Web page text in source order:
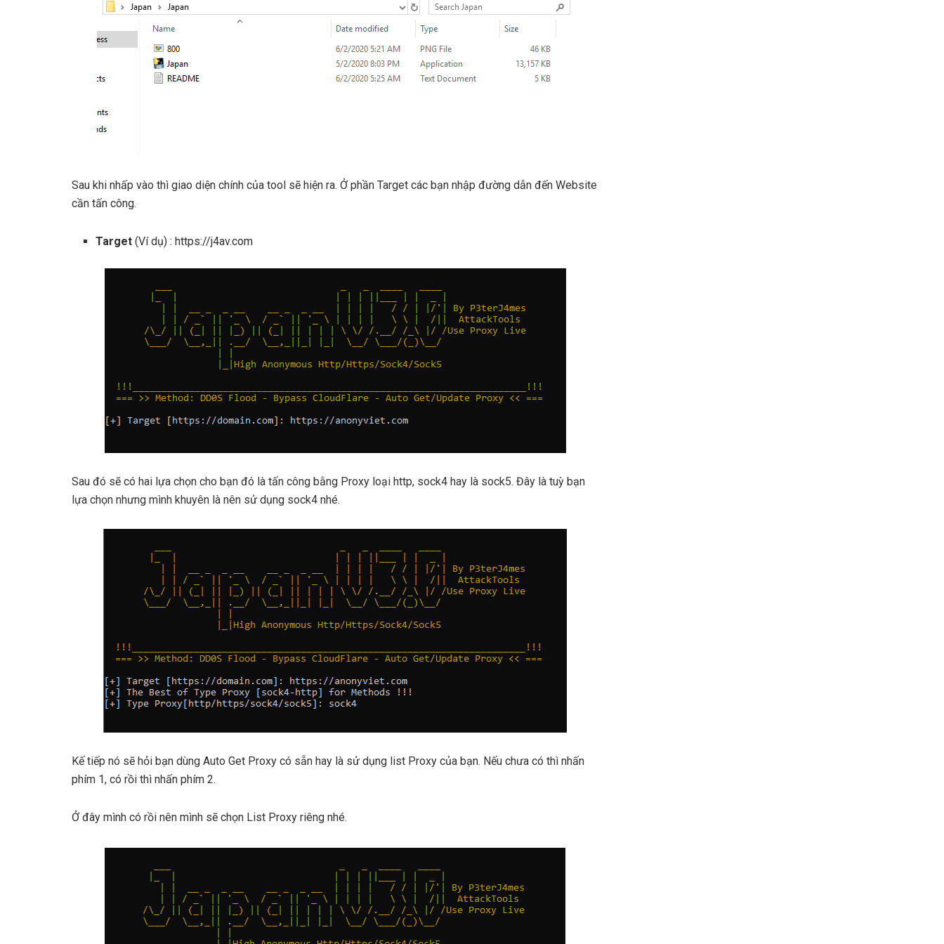
Sau khi nhấp vào thì giao diện chính của tool sẽ hiện ra. Ở phần Target các bạn nhập đường dẫn đến Website
cần tấn công.
Target (Ví dụ) : https://j4av.com
Sau đó sẽ có hai lựa chọn cho bạn đó là tấn công bằng Proxy loại http, sock4 hay là sock5. Đây là tuỳ bạn
lựa chọn nhưng mình khuyên là nên sử dụng sock4 nhé.
Kế tiếp nó sẽ hỏi bạn dùng Auto Get Proxy có sẵn hay là sử dụng list Proxy của bạn. Nếu chưa có thì nhấn
phím 1, có rồi thì nhấn phím 2.
Ở đây mình có rồi nên mình sẽ chọn List Proxy riêng nhé.